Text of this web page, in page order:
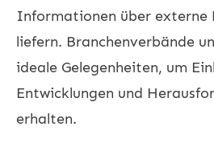
Informationen über externe
liefern. Branchenverbände
ideale Gelegenheiten, um
Entwicklungen und
erhalten.